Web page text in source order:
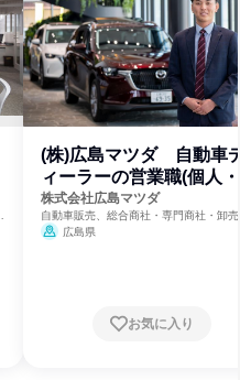
(株)広島マツダ 自動車
ィーラーの営業職(個人
人)
株式会社広島マツダ
自動車販売、総合商社・専門商社・卸
光・旅行・宿泊
広島県
お気に入り